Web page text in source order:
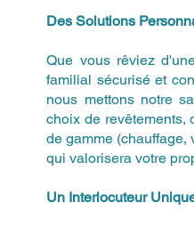
Des Solutions
Que vous rêviez
familial sécurisé et
nous mettons notre
choix de revêtements,
de gamme
qui valorisera votre
Un Interlocuteur